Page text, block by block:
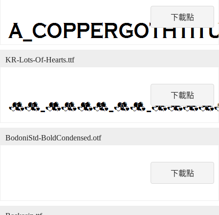
下載點
下載點
KR-Lots-Of-Hearts.ttf
下載點
BodoniStd-BoldCondensed.otf